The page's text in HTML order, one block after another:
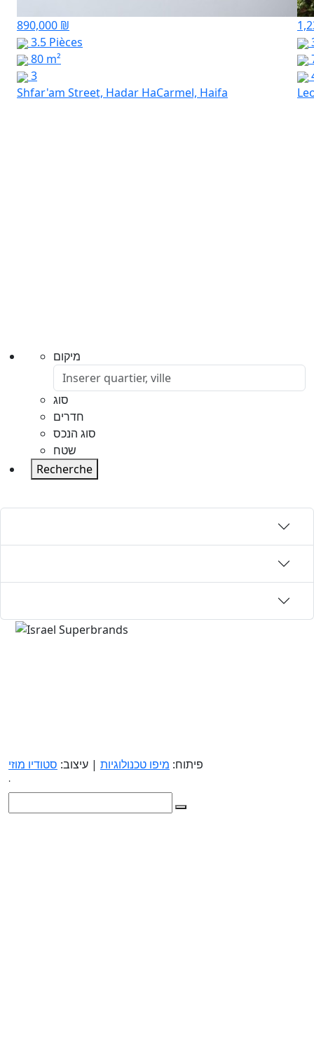
890,000 ₪
3.5 Pièces
80 m²
3
Shfar'am Street, Hadar HaCarmel, Haifa
מיקום
סוג
חדרים
סוג הנכס
שטח
Recherche
פיתוח: מיפו טכנולוגיות | עיצוב: סטודיו מוזי
.